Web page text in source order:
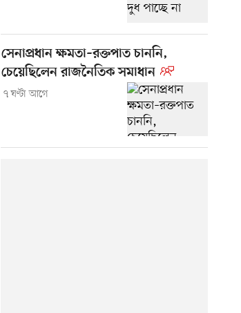
সেনাপ্রধান ক্ষমতা–রক্তপাত চাননি,
চেয়েছিলেন রাজনৈতিক সমাধান
৭ ঘণ্টা আগে